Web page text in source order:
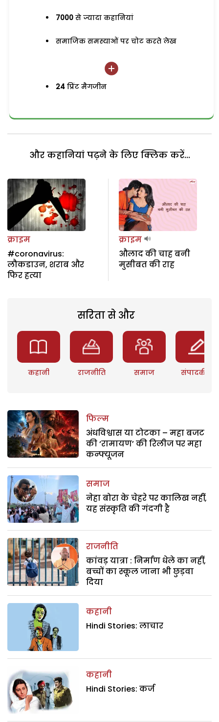
7000 से ज्यादा कहानियां
समाजिक समस्याओं पर चोट करते लेख
24 प्रिंट मैगजीन
और कहानियां पढ़ने के लिए क्लिक करें...
क्राइम
#coronavirus:
लौकडाउन, शराब और
फिर हत्या
क्राइम
औलाद की चाह बनी
मुसीबत की राह
सरिता से और
कहानी राजनीति समाज संपादकीय
फिल्म
अंधविश्वास या टोटका – महा बजट
की ‘रामायण’ की रिलीज पर महा
कन्फ्यूजन
समाज
नेहा बोरा के चेहरे पर कालिख नहीं,
यह संस्कृति की गंदगी है
राजनीति
कांवड़ यात्रा : निर्माण धेले का नहीं,
बच्चों का स्कूल जाना भी छुड़वा
दिया
कहानी
Hindi Stories: लाचार
कहानी
Hindi Stories: कर्ज